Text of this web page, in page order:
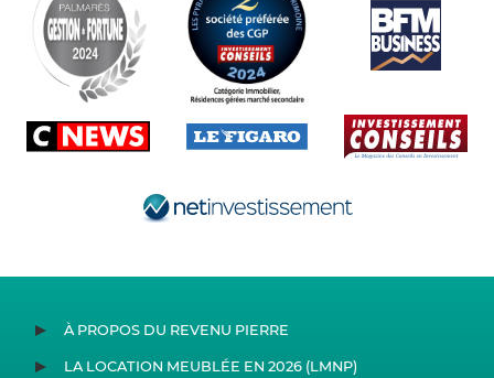
À PROPOS DU REVENU PIERRE
LA LOCATION MEUBLÉE EN 2026 (LMNP)